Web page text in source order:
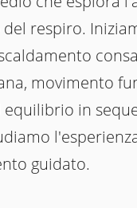
respiro.
movimento
in
guidato.